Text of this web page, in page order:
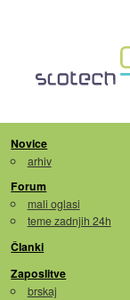
Novice
arhiv
Forum
mali oglasi
teme zadnjih 24h
Članki
Zaposlitve
brskaj